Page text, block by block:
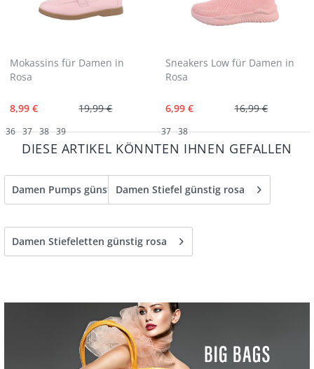
Mokassins für Damen in
Rosa
19,99 €
8,99 €
36 37 38 39
Sneakers Low für Damen in
Rosa
16,99 €
6,99 €
37 38
DIESE ARTIKEL KÖNNTEN IHNEN GEFALLEN
Damen Pumps günstig rosaDamen Stiefel günstig rosa
Damen Stiefeletten günstig rosa